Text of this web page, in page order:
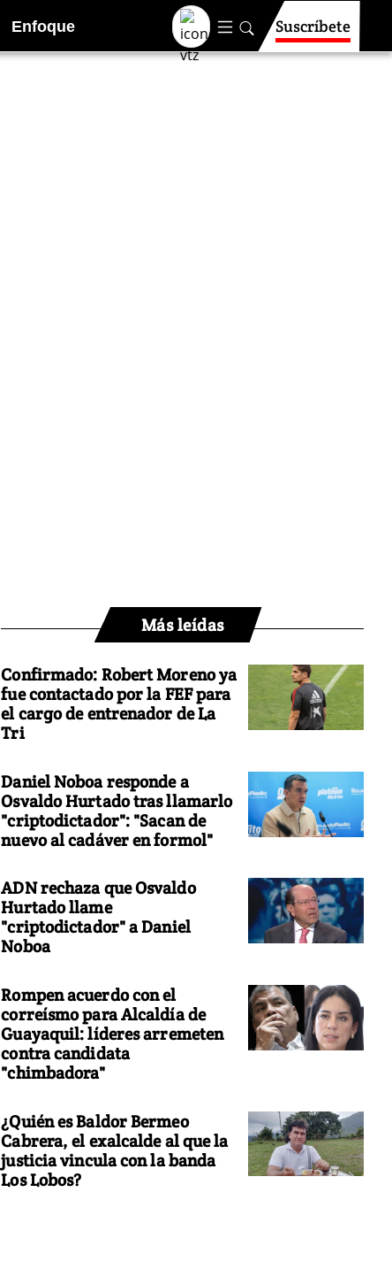
Enfoque Suscríbete
Más leídas
Confirmado: Robert Moreno ya
fue contactado por la FEF para
el cargo de entrenador de La
Tri
Daniel Noboa responde a
Osvaldo Hurtado tras llamarlo
"criptodictador": "Sacan de
nuevo al cadáver en formol"
ADN rechaza que Osvaldo
Hurtado llame
"criptodictador" a Daniel
Noboa
Rompen acuerdo con el
correísmo para Alcaldía de
Guayaquil: líderes arremeten
contra candidata
"chimbadora"
¿Quién es Baldor Bermeo
Cabrera, el exalcalde al que la
justicia vincula con la banda
Los Lobos?